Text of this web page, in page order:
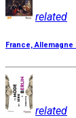
related
France,
related